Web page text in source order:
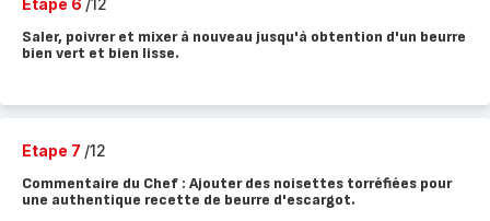
Etape 6 /12
Saler, poivrer et mixer à nouveau jusqu'à obtention d'un beurre
bien vert et bien lisse.
Etape 7 /12
Commentaire du Chef : Ajouter des noisettes torréfiées pour
une authentique recette de beurre d'escargot.